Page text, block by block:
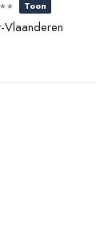
Toon
Vlaanderen